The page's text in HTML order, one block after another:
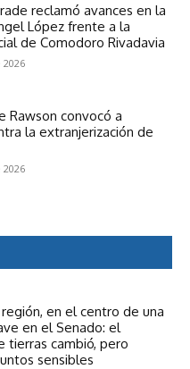
reclamó avances en la
López frente a la
de Comodoro Rivadavia
Rawson convocó a
la extranjerización de
en el centro de una
en el Senado: el
tierras cambió, pero
sensibles